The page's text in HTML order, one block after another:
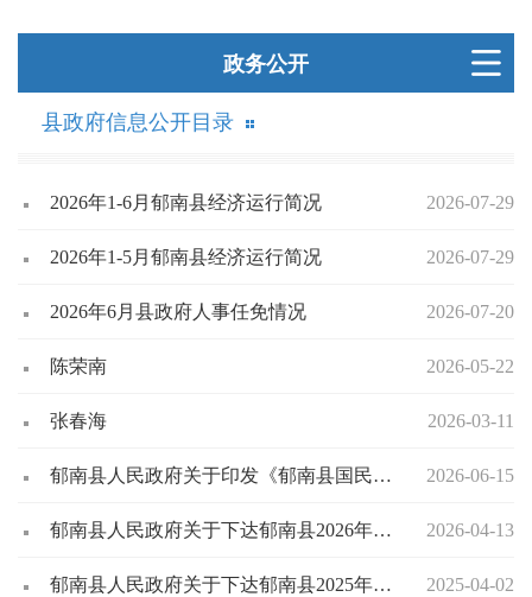
政务公开
县政府信息公开目录
2026年1-6月郁南县经济运行简况 2026-07-29
2026年1-5月郁南县经济运行简况 2026-07-29
2026年6月县政府人事任免情况 2026-07-20
陈荣南 2026-05-22
张春海 2026-03-11
郁南县人民政府关于印发《郁南县国民经济和社会发展第十五个五年规划纲要》的通知（郁府〔2026〕21 号） 2026-06-15
郁南县人民政府关于下达郁南县2026年国民经济和社会发展计划的通知（郁府〔2026〕10号） 2026-04-13
郁南县人民政府关于下达郁南县2025年国民经济和社会发展计划的通知（郁府〔2025〕26号） 2025-04-02